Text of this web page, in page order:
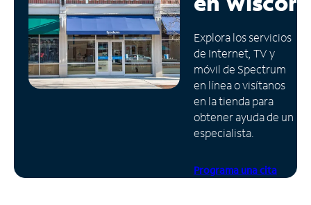
Administrar
cuenta
Encuentra
una
tienda
Explora los servicios
de Internet, TV y
móvil de Spectrum
en línea o visítanos
en la tienda para
obtener ayuda de un
especialista.
Programa una cita